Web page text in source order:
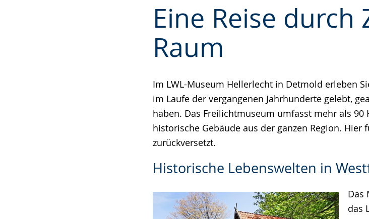
Eine Reise durch
Raum
Im LWL-Museum Hellerlecht in Detmold erleben
im Laufe der vergangenen Jahrhunderte gelebt,
haben. Das Freilichtmuseum umfasst mehr als
historische Gebäude aus der ganzen Region. Hier
zurückversetzt.
Historische Lebenswelten in
Das
das
Leichten
Sprache
wechseln.
Audio-
Unterstützung.
Video
in
Deutscher
Gebärdensprache
angezeigt.